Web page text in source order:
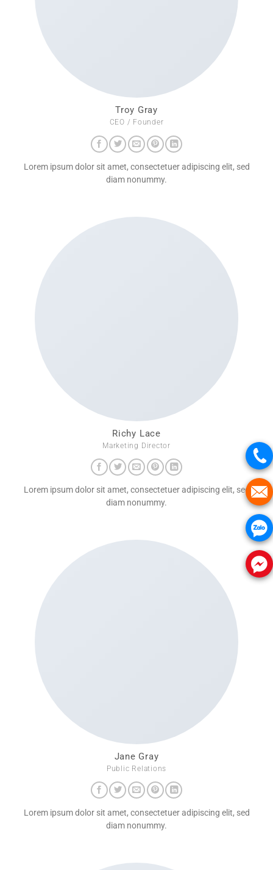
Troy Gray
CEO / Founder
Lorem ipsum dolor sit amet, consectetuer adipiscing elit, sed
diam nonummy.
Richy Lace
Marketing Director
Lorem ipsum dolor sit amet, consectetuer adipiscing elit, sed
diam nonummy.
Jane Gray
Public Relations
Lorem ipsum dolor sit amet, consectetuer adipiscing elit, sed
diam nonummy.